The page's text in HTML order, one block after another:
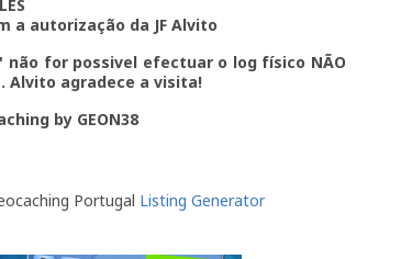
a autorização da JF Alvito
for possivel efectuar o log físico NÃO
Alvito agradece a visita!
by GEON38
Portugal Listing Generator